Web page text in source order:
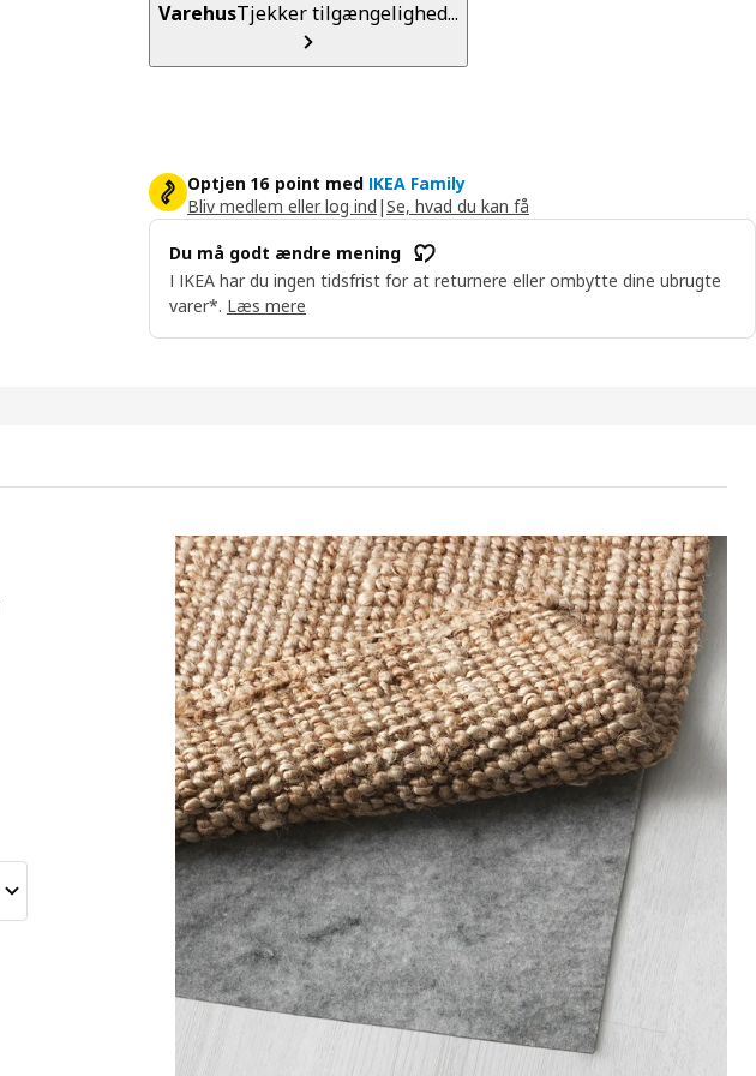
VarehusTjekker tilgængelighed...
Optjen 16 point med IKEA Family
Bliv medlem eller log ind |Se, hvad du kan få
Du må godt ændre mening
I IKEA har du ingen tidsfrist for at returnere eller ombytte dine ubrugte
varer*. Læs mere